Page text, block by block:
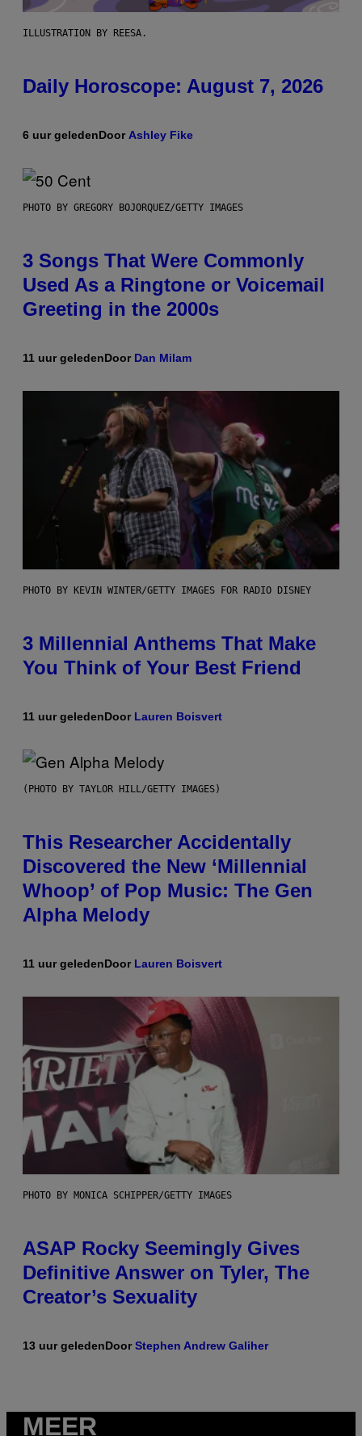
ILLUSTRATION BY REESA.
Daily Horoscope: August 7, 2026
6 uur geledenDoor Ashley Fike
PHOTO BY GREGORY BOJORQUEZ/GETTY IMAGES
3 Songs That Were Commonly
Used As a Ringtone or Voicemail
Greeting in the 2000s
11 uur geledenDoor Dan Milam
PHOTO BY KEVIN WINTER/GETTY IMAGES FOR RADIO DISNEY
3 Millennial Anthems That Make
You Think of Your Best Friend
11 uur geledenDoor Lauren Boisvert
(PHOTO BY TAYLOR HILL/GETTY IMAGES)
This Researcher Accidentally
Discovered the New ‘Millennial
Whoop’ of Pop Music: The Gen
Alpha Melody
11 uur geledenDoor Lauren Boisvert
PHOTO BY MONICA SCHIPPER/GETTY IMAGES
ASAP Rocky Seemingly Gives
Definitive Answer on Tyler, The
Creator’s Sexuality
13 uur geledenDoorStephen Andrew Galiher
MEER